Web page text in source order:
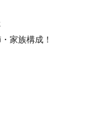
家族構成！